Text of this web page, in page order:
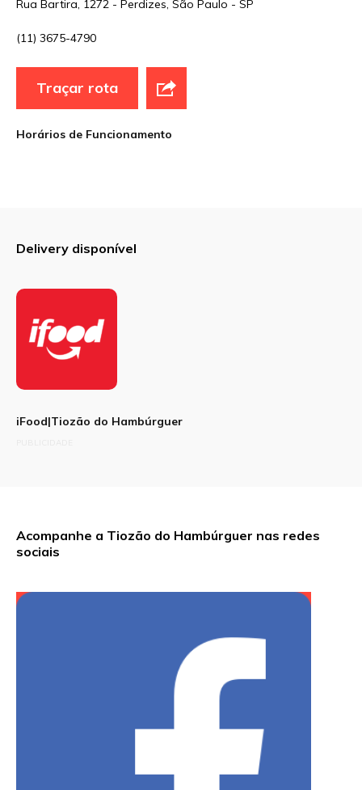
Rua Bartira, 1272 - Perdizes, São Paulo - SP
(11) 3675-4790
Traçar rota
Horários de Funcionamento
Delivery disponível
iFood|Tiozão do Hambúrguer
Acompanhe a Tiozão do Hambúrguer nas redes
sociais